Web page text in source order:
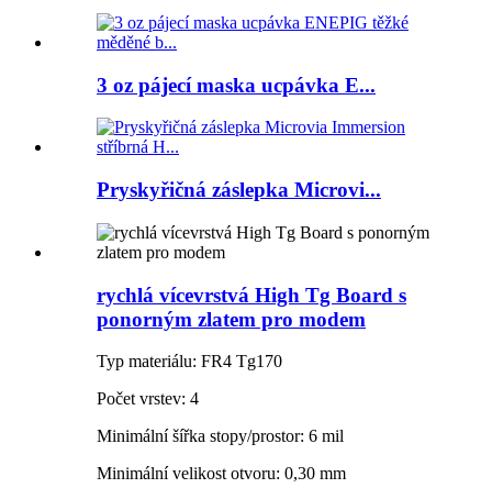
3 oz pájecí maska ​​ucpávka E...
Pryskyřičná záslepka Microvi...
rychlá vícevrstvá High Tg Board s
ponorným zlatem pro modem
Typ materiálu: FR4 Tg170
Počet vrstev: 4
Minimální šířka stopy/prostor: 6 mil
Minimální velikost otvoru: 0,30 mm